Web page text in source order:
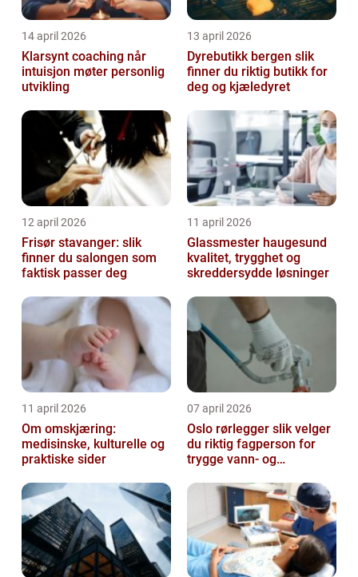
14 april 2026
Klarsynt coaching når
intuisjon møter personlig
utvikling
13 april 2026
Dyrebutikk bergen slik
finner du riktig butikk for
deg og kjæledyret
12 april 2026
Frisør stavanger: slik
finner du salongen som
faktisk passer deg
11 april 2026
Glassmester haugesund
kvalitet, trygghet og
skreddersydde løsninger
11 april 2026
Om omskjæring:
medisinske, kulturelle og
praktiske sider
07 april 2026
Oslo rørlegger slik velger
du riktig fagperson for
trygge vann- og